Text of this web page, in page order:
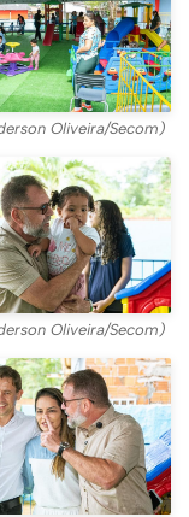
Oliveira/Secom)
Oliveira/Secom)